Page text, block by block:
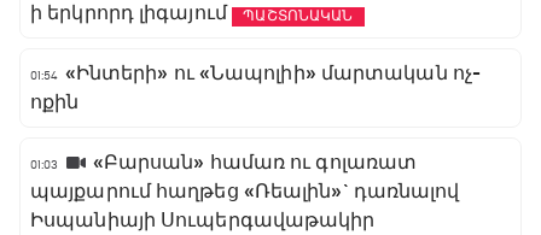
ի երկրորդ լիգայում
ՊԱՇՏՈՆԱԿԱՆ
01:54 «Ինտերի» ու «Նապոլիի» մարտական ոչ-
ոքին
01:03
«Բարսան» համառ ու գոլառատ
պայքարում հաղթեց «Ռեալին»` դառնալով
Իսպանիայի Սուպերգավաթակիր